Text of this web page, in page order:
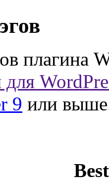
плагина
9 или